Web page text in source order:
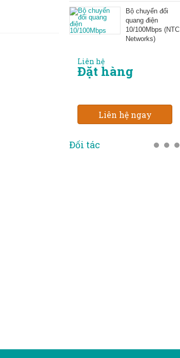
Bộ chuyển đổi
quang điện
10/100Mbps (NTC
Networks)
Liên hệ
Đặt hàng
Liên hệ ngay
Đối tác